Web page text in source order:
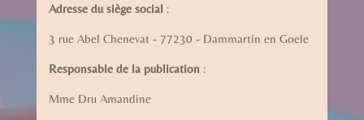
Adresse du siège social :
3 rue Abel Chenevat - 77230 - Dammartin en Goele
Responsable de la publication :
Mme Dru Amandine